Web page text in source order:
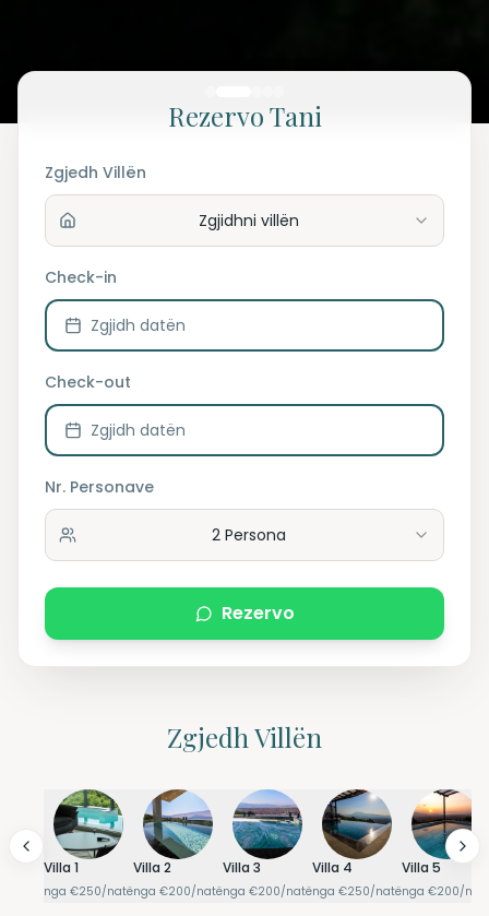
Rezervo Tani
Zgjedh Villën
Zgjidhni villën
Check-in
Zgjidh datën
Check-out
Zgjidh datën
Nr. Personave
2 Persona
Rezervo
Zgjedh Villën
Villa 1
nga €250/natë
Villa 2
nga €200/natë
Villa 3
nga €200/natë
Villa 4
nga €250/natë
Villa 5
nga €200/